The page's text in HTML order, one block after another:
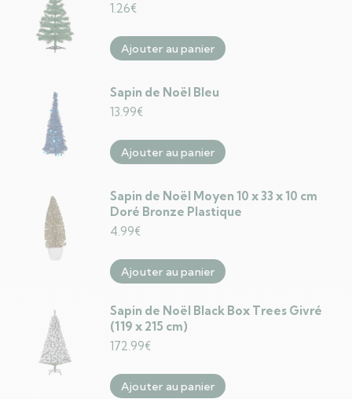
1.26€
Ajouter au panier
Sapin de Noël Bleu
13.99€
Ajouter au panier
Sapin de Noël Moyen 10 x 33 x 10 cm
Doré Bronze Plastique
4.99€
Ajouter au panier
Sapin de Noël Black Box Trees Givré
(119 x 215 cm)
172.99€
Ajouter au panier